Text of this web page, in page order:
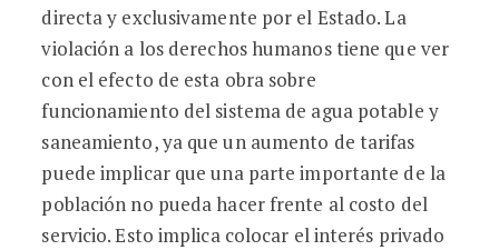
directa y exclusivamente por el Estado. La
violación a los derechos humanos tiene que ver
con el efecto de esta obra sobre
funcionamiento del sistema de agua potable y
saneamiento, ya que un aumento de tarifas
puede implicar que una parte importante de la
población no pueda hacer frente al costo del
servicio. Esto implica colocar el interés privado